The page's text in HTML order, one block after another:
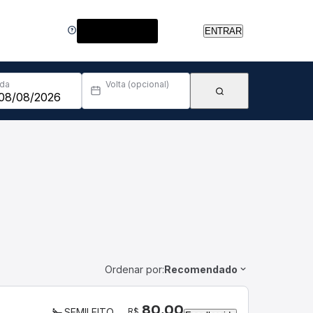
ENTRAR
Volta (opcional)
Ordenar por:Recomendado
R$ 80,00